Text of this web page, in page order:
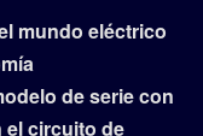
mundo eléctrico
de serie con
el circuito de